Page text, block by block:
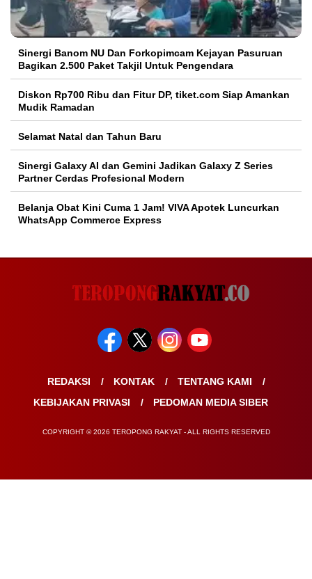
Sinergi Banom NU Dan Forkopimcam Kejayan Pasuruan
Bagikan 2.500 Paket Takjil Untuk Pengendara
Diskon Rp700 Ribu dan Fitur DP, tiket.com Siap Amankan
Mudik Ramadan
Selamat Natal dan Tahun Baru
Sinergi Galaxy AI dan Gemini Jadikan Galaxy Z Series
Partner Cerdas Profesional Modern
Belanja Obat Kini Cuma 1 Jam! VIVA Apotek Luncurkan
WhatsApp Commerce Express
REDAKSI KONTAK
TENTANG KAMI
KEBIJAKAN PRIVASI
PEDOMAN MEDIA SIBER
COPYRIGHT © 2026 TEROPONG RAKYAT - ALL RIGHTS RESERVED